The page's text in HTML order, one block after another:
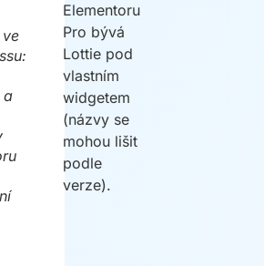
a
Elementoru
Pro bývá
Lottie pod
vlastním
widgetem
(názvy se
mohou lišit
podle
verze).